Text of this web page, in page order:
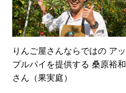
りんご屋さんならではの アッ
プルパイを提供する 桑原裕和
さん（果実庭）